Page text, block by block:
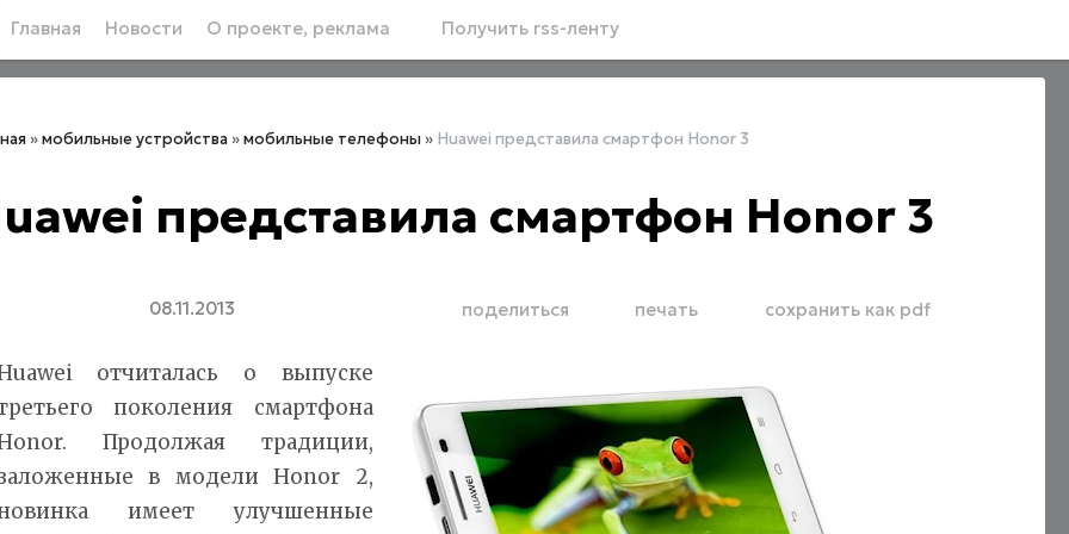
Главная Новости О проекте, реклама Получить rss-ленту
»мобильные устройства »мобильные телефоны » Huawei представила смартфон Honor 3
представила смартфон Honor 3
08.11.2013 поделиться печать сохранить как pdf
отчиталась о выпуске
поколения смартфона
Продолжая традиции,
в модели Honor 2,
имеет улучшенные